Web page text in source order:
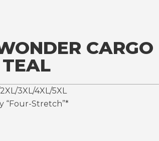
CARGO
3XL/4XL/5XL
“Four-Stretch”*